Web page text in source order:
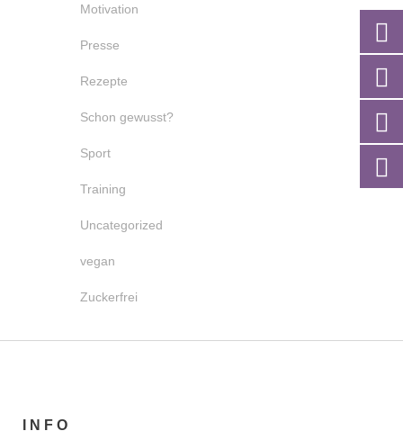
Motivation
Presse
Rezepte
Schon gewusst?
Sport
Training
Uncategorized
vegan
Zuckerfrei
INFO